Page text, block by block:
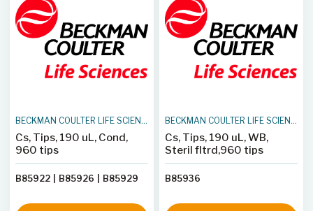
BECKMAN COULTER LIFE SCIENCES
Cs, Tips, 190 uL, Cond,
960 tips
B85922 B85926 B85929
BECKMAN COULTER LIFE SCIENCES
Cs, Tips, 190 uL, WB,
Steril fltrd,960 tips
B85936